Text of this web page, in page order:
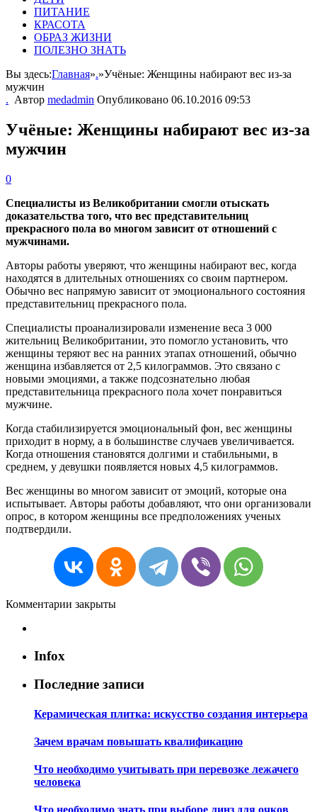
ПИТАНИЕ
КРАСОТА
ОБРАЗ ЖИЗНИ
ПОЛЕЗНО ЗНАТЬ
Вы здесь:Главная».»Учёные: Женщины набирают вес из-за
мужчин
. Автор medadmin Опубликовано 06.10.2016 09:53
Учёные: Женщины набирают вес из-за
мужчин
0
Специалисты из Великобритании смогли отыскать
доказательства того, что вес представительниц
прекрасного пола во многом зависит от отношений с
мужчинами.
Авторы работы уверяют, что женщины набирают вес, когда
находятся в длительных отношениях со своим партнером.
Обычно вес напрямую зависит от эмоционального состояния
представительниц прекрасного пола.
Специалисты проанализировали изменение веса 3 000
жительниц Великобритании, это помогло установить, что
женщины теряют вес на ранних этапах отношений, обычно
женщина избавляется от 2,5 килограммов. Это связано с
новыми эмоциями, а также подсознательно любая
представительница прекрасного пола хочет понравиться
мужчине.
Когда стабилизируется эмоциональный фон, вес женщины
приходит в норму, а в большинстве случаев увеличивается.
Когда отношения становятся долгими и стабильными, в
среднем, у девушки появляется новых 4,5 килограммов.
Вес женщины во многом зависит от эмоций, которые она
испытывает. Авторы работы добавляют, что они организовали
опрос, в котором женщины все предположениях ученых
подтвердили.
Комментарии закрыты
Infox
Последние записи
Керамическая плитка: искусство создания интерьера
Зачем врачам повышать квалификацию
Что необходимо учитывать при перевозке лежачего
человека